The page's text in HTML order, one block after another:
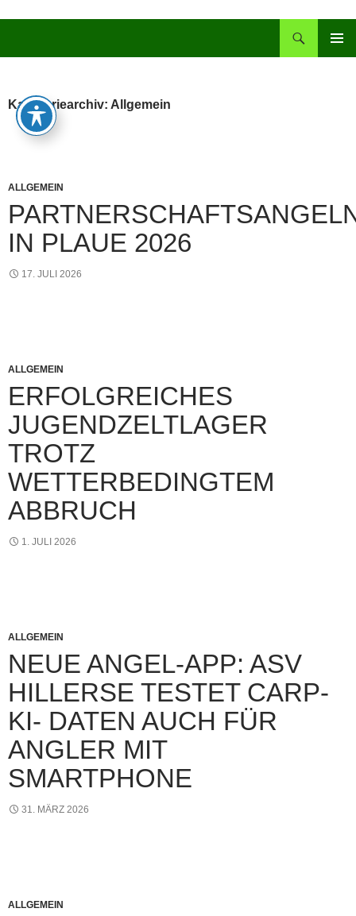
Kategoriearchiv: Allgemein
ALLGEMEIN
IN PLAUE 2026
17. JULI 2026
ALLGEMEIN
ERFOLGREICHES
JUGENDZELTLAGER
TROTZ
WETTERBEDINGTEM
ABBRUCH
1. JULI 2026
ALLGEMEIN
NEUE ANGEL-APP: ASV
HILLERSE TESTET CARP-
KI- DATEN AUCH FÜR
ANGLER MIT
SMARTPHONE
31. MÄRZ 2026
ALLGEMEIN